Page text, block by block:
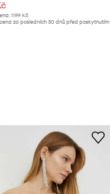
1199 Kč
za posledních 30 dnů před poskytnutím